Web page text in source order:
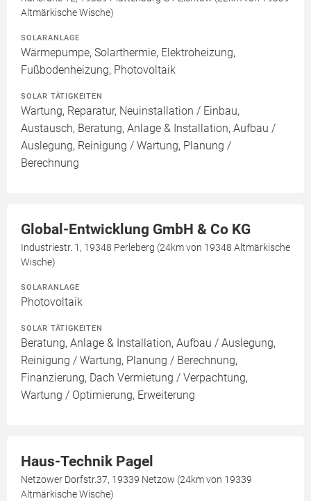
Altmärkische Wische)
SOLARANLAGE
Wärmepumpe, Solarthermie, Elektroheizung,
Fußbodenheizung, Photovoltaik
SOLAR TÄTIGKEITEN
Wartung, Reparatur, Neuinstallation / Einbau,
Austausch, Beratung, Anlage & Installation, Aufbau /
Auslegung, Reinigung / Wartung, Planung /
Berechnung
Global-Entwicklung GmbH & Co KG
Industriestr. 1, 19348 Perleberg (24km von 19348 Altmärkische
Wische)
SOLARANLAGE
Photovoltaik
SOLAR TÄTIGKEITEN
Beratung, Anlage & Installation, Aufbau / Auslegung,
Reinigung / Wartung, Planung / Berechnung,
Finanzierung, Dach Vermietung / Verpachtung,
Wartung / Optimierung, Erweiterung
Haus-Technik Pagel
Netzower Dorfstr.37, 19339 Netzow (24km von 19339
Altmärkische Wische)